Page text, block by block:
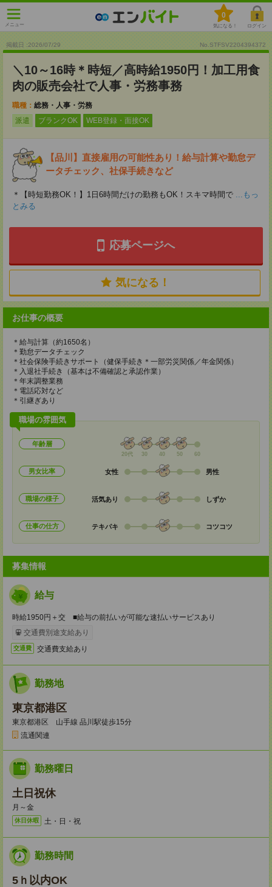
メニュー
0
気になる！ ログイン
掲載日 :2026/07/29 No.STFSV2204394372
＼10～16時＊時短／高時給1950円！加工用食
肉の販売会社で人事・労務事務
職種： 総務・人事・労務
派遣
ブランクOK WEB登録・面接OK
【品川】直接雇用の可能性あり！給与計算や勤怠デ
ータチェック、社保手続きなど
＊【時短勤務OK！】1日6時間だけの勤務もOK！スキマ時間で ...もっ
とみる
応募ページへ
気になる！
お仕事の概要
＊給与計算（約1650名）
＊勤怠データチェック
＊社会保険手続きサポート（健保手続き＊一部労災関係／年金関係）
＊入退社手続き（基本は不備確認と承認作業）
＊年末調整業務
＊電話応対など
＊引継ぎあり
職場の雰囲気
年齢層
20代 30 40 50 60
男女比率 女性 男性
職場の様子 活気あり しずか
仕事の仕方 テキパキ コツコツ
募集情報
給与
時給1950円＋交 ■給与の前払いが可能な速払いサービスあり
交通費別途支給あり
交通費 交通費支給あり
勤務地
東京都港区
東京都港区 山手線 品川駅徒歩15分
流通関連
勤務曜日
土日祝休
月～金
休日休暇 土・日・祝
勤務時間
5ｈ以内OK